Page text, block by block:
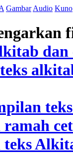
Gambar Audio Kuno